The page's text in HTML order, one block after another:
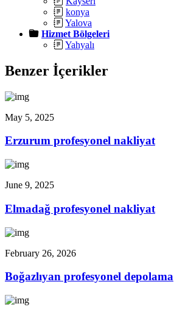
konya
Yalova
Hizmet Bölgeleri
Yahyalı
Benzer İçerikler
May 5, 2025
Erzurum profesyonel nakliyat
June 9, 2025
Elmadağ profesyonel nakliyat
February 26, 2026
Boğazlıyan profesyonel depolama